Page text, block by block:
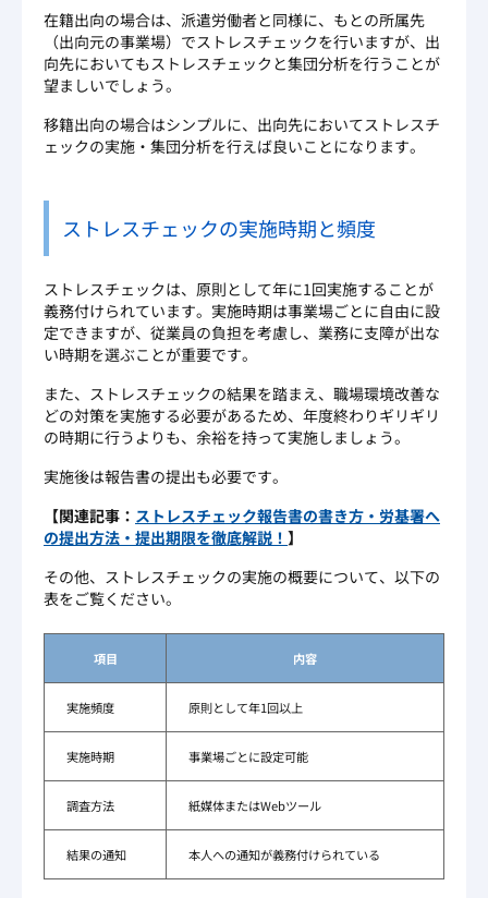
在籍出向の場合は、派遣労働者と同様に、もとの所属先
（出向元の事業場）でストレスチェックを行いますが、出
向先においてもストレスチェックと集団分析を行うことが
望ましいでしょう。
移籍出向の場合はシンプルに、出向先においてストレスチ
ェックの実施・集団分析を行えば良いことになります。
ストレスチェックの実施時期と頻度
ストレスチェックは、原則として年に1回実施することが
義務付けられています。実施時期は事業場ごとに自由に設
定できますが、従業員の負担を考慮し、業務に支障が出な
い時期を選ぶことが重要です。
また、ストレスチェックの結果を踏まえ、職場環境改善な
どの対策を実施する必要があるため、年度終わりギリギリ
の時期に行うよりも、余裕を持って実施しましょう。
実施後は報告書の提出も必要です。
【関連記事： ストレスチェック報告書の書き方・労基署へ
の提出方法・提出期限を徹底解説！ 】
その他、ストレスチェックの実施の概要について、以下の
表をご覧ください。
項目 内容
実施頻度 原則として年1回以上
実施時期 事業場ごとに設定可能
調査方法 紙媒体またはWebツール
結果の通知 本人への通知が義務付けられている